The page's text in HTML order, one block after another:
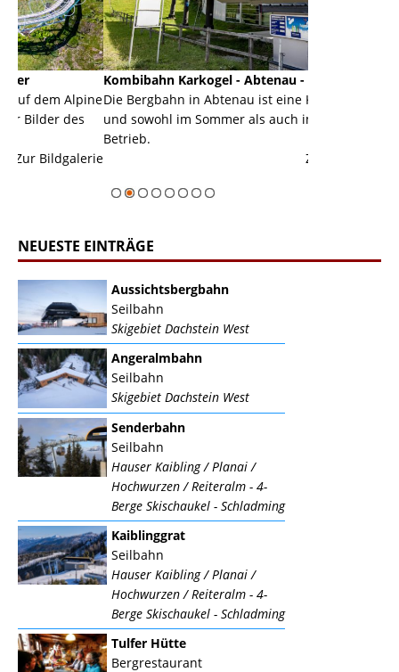
Kombibahn Karkogel - Abtenau - Salzburg
Die Bergbahn in Abtenau ist eine Kombibahn
und sowohl im Sommer als auch im Winter in
Zur Bildgalerie
NEUESTE EINTRÄGE
Aussichtsbergbahn
Seilbahn
Skigebiet Dachstein West
Angeralmbahn
Seilbahn
Skigebiet Dachstein West
Senderbahn
Seilbahn
Hauser Kaibling / Planai /
Hochwurzen / Reiteralm - 4-
Berge Skischaukel - Schladming
Kaiblinggrat
Seilbahn
Hauser Kaibling / Planai /
Hochwurzen / Reiteralm - 4-
Berge Skischaukel - Schladming
Tulfer Hütte
Bergrestaurant